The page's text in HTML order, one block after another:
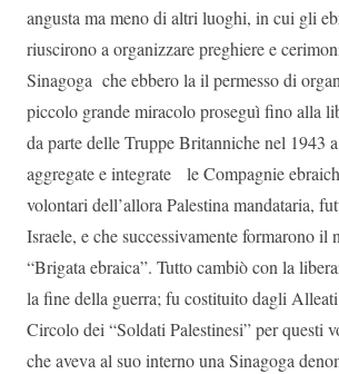
angusta ma meno di altri luoghi, in cui gli
riuscirono a organizzare preghiere e
Sinagoga che ebbero la il permesso di
piccolo grande miracolo proseguì fino alla
da parte delle Truppe Britanniche nel 1943
aggregate e integrate le Compagnie
volontari dell’allora Palestina mandataria,
Israele, e che successivamente formarono il
“Brigata ebraica”. Tutto cambiò con la
la fine della guerra; fu costituito dagli
Circolo dei “Soldati Palestinesi” per questi
che aveva al suo interno una Sinagoga